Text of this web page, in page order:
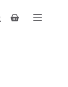
Panier